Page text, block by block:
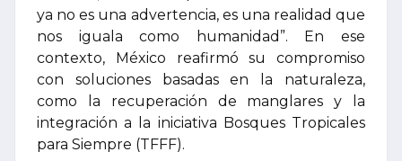
ya no es una advertencia, es una realidad que
nos iguala como humanidad”. En ese
contexto, México reafirmó su compromiso
con soluciones basadas en la naturaleza,
como la recuperación de manglares y la
integración a la iniciativa Bosques Tropicales
para Siempre (TFFF).